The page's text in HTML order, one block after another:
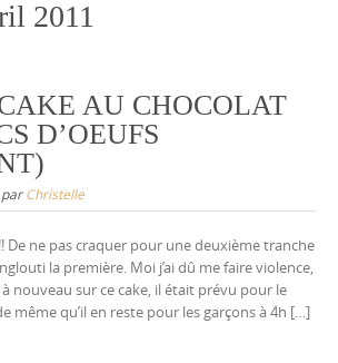
2011
AU CHOCOLAT
D’OEUFS
parChristelle
De ne pas craquer pour une deuxième tranche
la première. Moi j’ai dû me faire violence,
nouveau sur ce cake, il était prévu pour le
même qu’il en reste pour les garçons à 4h […]